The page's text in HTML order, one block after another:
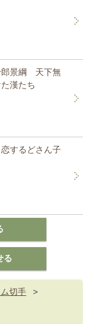
郎景綱 天下無
漢たち
するどさん子
切手
>